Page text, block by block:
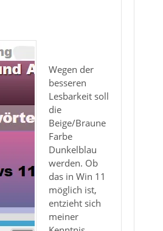
Wegen der
besseren
Lesbarkeit soll
die
Beige/Braune
Farbe
Dunkelblau
werden. Ob
das in Win 11
möglich ist,
entzieht sich
meiner